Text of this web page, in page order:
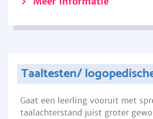
Taaltesten/
Gaat een leerling vooruit met
taalachterstand juist groter